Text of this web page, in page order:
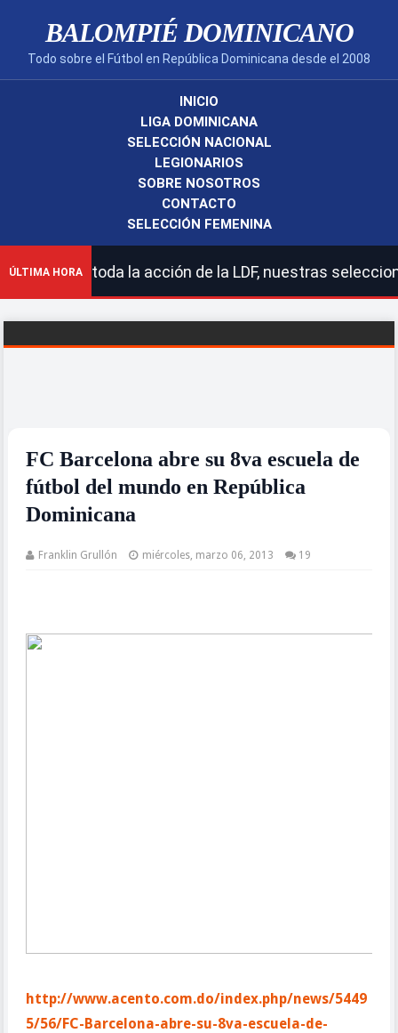
BALOMPIÉ DOMINICANO
Todo sobre el Fútbol en República Dominicana desde el 2008
INICIO
LIGA DOMINICANA
SELECCIÓN NACIONAL
LEGIONARIOS
SOBRE NOSOTROS
CONTACTO
SELECCIÓN FEMENINA
ÚLTIMA HORA
la acción de la LDF, nuestras selecciones
FC Barcelona abre su 8va escuela de
fútbol del mundo en República
Dominicana
Franklin Grullón miércoles, marzo 06, 2013 19
http://www.acento.com.do/index.php/news/5449
5/56/FC-Barcelona-abre-su-8va-escuela-de-